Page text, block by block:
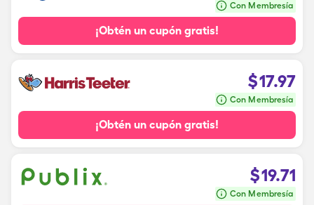
Con Membresía
¡Obtén un cupón gratis!
$17.97
Con Membresía
¡Obtén un cupón gratis!
$19.71
Con Membresía